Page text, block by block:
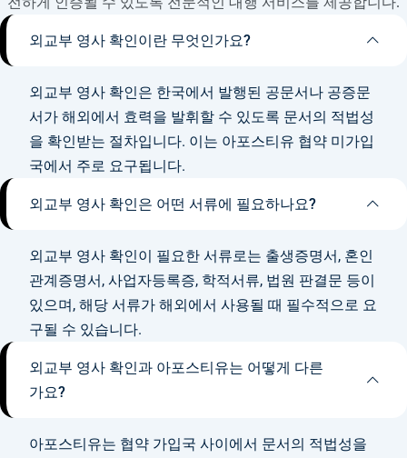
외교부 영사 확인이란 무엇인가요?
외교부 영사 확인은 한국에서 발행된 공문서나 공증문
서가 해외에서 효력을 발휘할 수 있도록 문서의 적법성
을 확인받는 절차입니다. 이는 아포스티유 협약 미가입
국에서 주로 요구됩니다.
외교부 영사 확인은 어떤 서류에 필요하나요?
외교부 영사 확인이 필요한 서류로는 출생증명서, 혼인
관계증명서, 사업자등록증, 학적서류, 법원 판결문 등이
있으며, 해당 서류가 해외에서 사용될 때 필수적으로 요
구될 수 있습니다.
외교부 영사 확인과 아포스티유는 어떻게 다른
가요?
아포스티유는 협약 가입국 사이에서 문서의 적법성을